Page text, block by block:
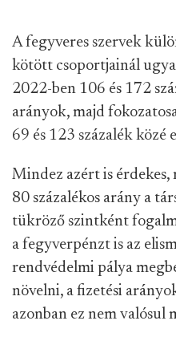
A fegyveres szervek
kötött csoportjainál
2022-ben 106 és 172
arányok, majd
69 és 123 százalék közé
Mindez azért is érdekes,
80 százalékos arány a
tükröző szintként
a fegyverpénzt is az
rendvédelmi pálya
növelni, a fizetési
azonban ez nem valósul